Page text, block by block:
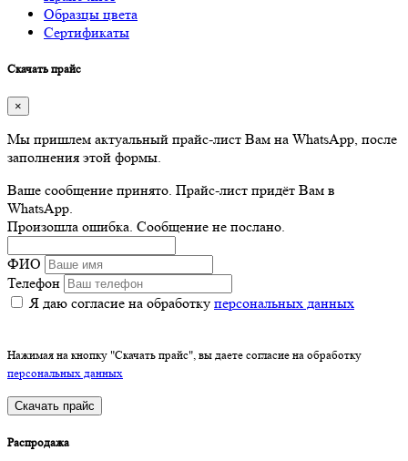
Образцы цвета
Сертификаты
Скачать прайс
×
Мы пришлем актуальный прайс-лист Вам на WhatsApp, после
заполнения этой формы.
Ваше сообщение принято. Прайс-лист придёт Вам в
WhatsApp.
Произошла ошибка. Сообщение не послано.
ФИО
Телефон
Я даю согласие на обработку персональных данных
Нажимая на кнопку "Скачать прайс", вы даете согласие на обработку
персональных данных
Скачать прайс
Распродажа